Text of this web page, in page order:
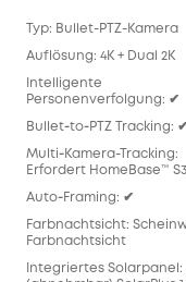
Typ: Bullet-PTZ-Kamera
Auflösung: 4K + Dual 2K
Intelligente
Personenverfolgung: ✔
Bullet‑to‑PTZ Tracking: ✔
Multi‑Kamera-Tracking:
Erfordert HomeBase™
Auto‑Framing: ✔
Farbnachtsicht:
Farbnachtsicht
Integriertes Solarpanel: